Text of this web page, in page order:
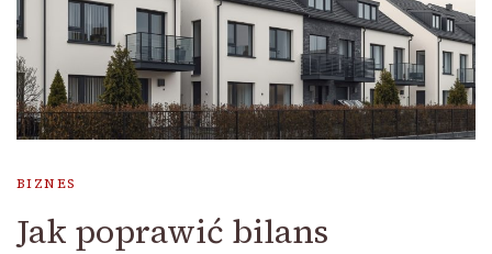
BIZNES
Jak poprawić bilans